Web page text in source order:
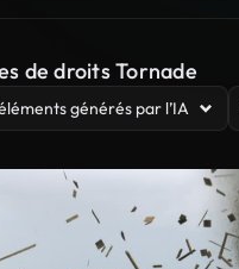
de droits Tornade
générés par l’IA